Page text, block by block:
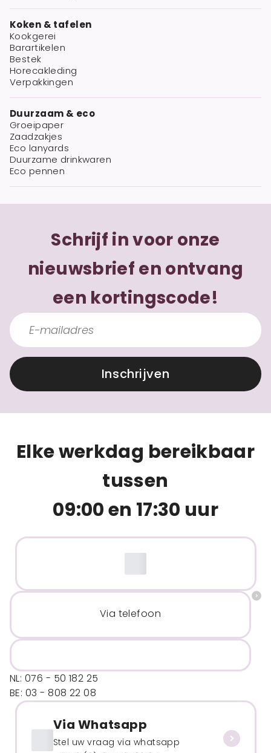
Koken & tafelen
Kookgerei
Barartikelen
Bestek
Horecakleding
Verpakkingen
Duurzaam & eco
Groeipaper
Zaadzakjes
Eco lanyards
Duurzame drinkwaren
Eco pennen
Schrijf in voor onze
nieuwsbrief en ontvang
een kortingscode!
Inschrijven
Elke werkdag bereikbaar
tussen
09:00 en 17:30 uur
Via telefoon
NL: 076 - 50 182 25
BE: 03 - 808 22 08
Via Whatsapp
Stel uw vraag via whatsapp